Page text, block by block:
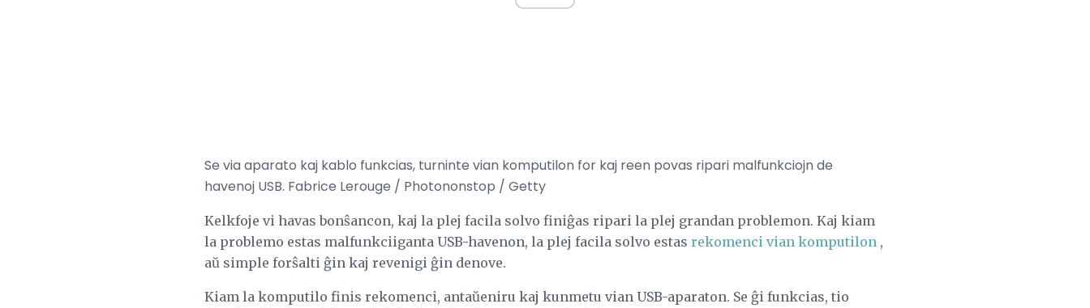
Se via aparato kaj kablo funkcias, turninte vian komputilon for kaj reen povas ripari malfunkciojn de
havenoj USB. Fabrice Lerouge / Photononstop / Getty
Kelkfoje vi havas bonŝancon, kaj la plej facila solvo finiĝas ripari la plej grandan problemon. Kaj kiam
la problemo estas malfunkciiganta USB-havenon, la plej facila solvo estas rekomenci vian komputilon ,
aŭ simple forŝalti ĝin kaj revenigi ĝin denove.
Kiam la komputilo finis rekomenci, antaŭeniru kaj kunmetu vian USB-aparaton. Se ĝi funkcias, tio